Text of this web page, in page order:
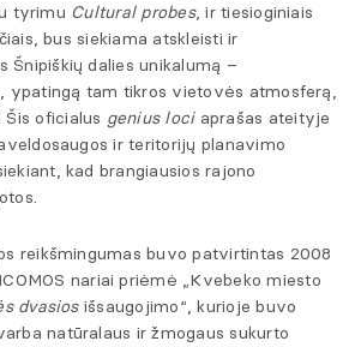
tyrimu Cultural probes, ir tiesioginiais
bus siekiama atskleisti ir
Šnipiškių dalies unikalumą –
ypatingą tam tikros vietovės atmosferą,
Šis oficialus genius lociaprašas ateityje
ir teritorijų planavimo
kad brangiausios rajono
reikšmingumas buvo patvirtintas 2008
nariai priėmė „Kvebeko miesto
dvasiosišsaugojimo“, kurioje buvo
natūralaus ir žmogaus sukurto